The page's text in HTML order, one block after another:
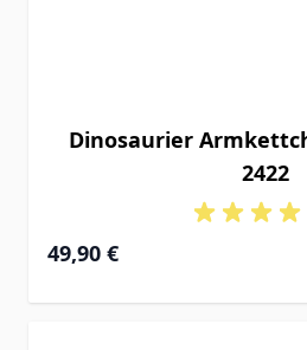
Dinosaurier
2422
49,90 €